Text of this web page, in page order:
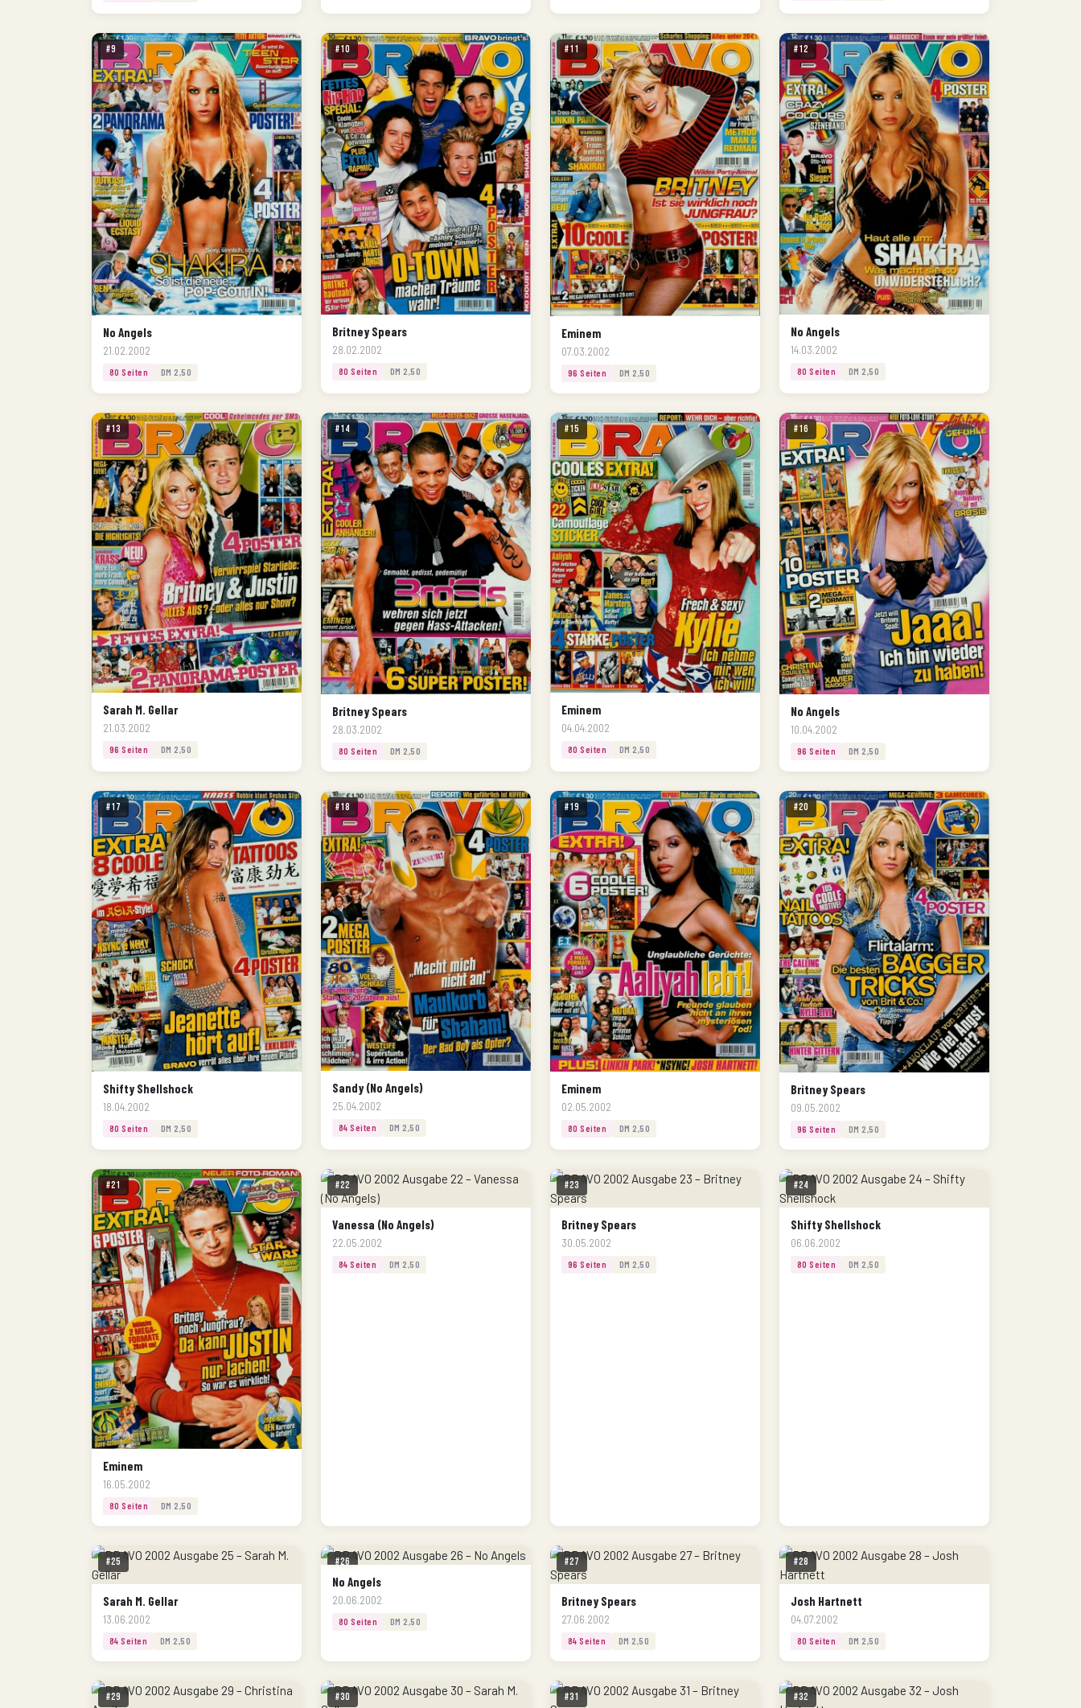
#9
No Angels
21.02.2002
80 Seiten DM 2,50
#10
Britney Spears
28.02.2002
80 Seiten DM 2,50
#11
Eminem
07.03.2002
96 Seiten DM 2,50
#12
No Angels
14.03.2002
80 Seiten DM 2,50
#13
Sarah M. Gellar
21.03.2002
96 Seiten DM 2,50
#14
Britney Spears
28.03.2002
80 Seiten DM 2,50
#15
Eminem
04.04.2002
80 Seiten DM 2,50
#16
No Angels
10.04.2002
96 Seiten DM 2,50
#17
Shifty Shellshock
18.04.2002
80 Seiten DM 2,50
#18
Sandy (No Angels)
25.04.2002
84 Seiten DM 2,50
#19
Eminem
02.05.2002
80 Seiten DM 2,50
#20
Britney Spears
09.05.2002
96 Seiten DM 2,50
#21
Eminem
16.05.2002
80 Seiten DM 2,50
#22
Vanessa (No Angels)
22.05.2002
84 Seiten DM 2,50
#23
Britney Spears
30.05.2002
96 Seiten DM 2,50
#24
Shifty Shellshock
06.06.2002
80 Seiten DM 2,50
#25
Sarah M. Gellar
13.06.2002
84 Seiten DM 2,50
#26
No Angels
20.06.2002
80 Seiten DM 2,50
#27
Britney Spears
27.06.2002
84 Seiten DM 2,50
#28
Josh Hartnett
04.07.2002
80 Seiten DM 2,50
#29 #30 #31 #32